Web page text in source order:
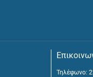
Τηλέφωνο: